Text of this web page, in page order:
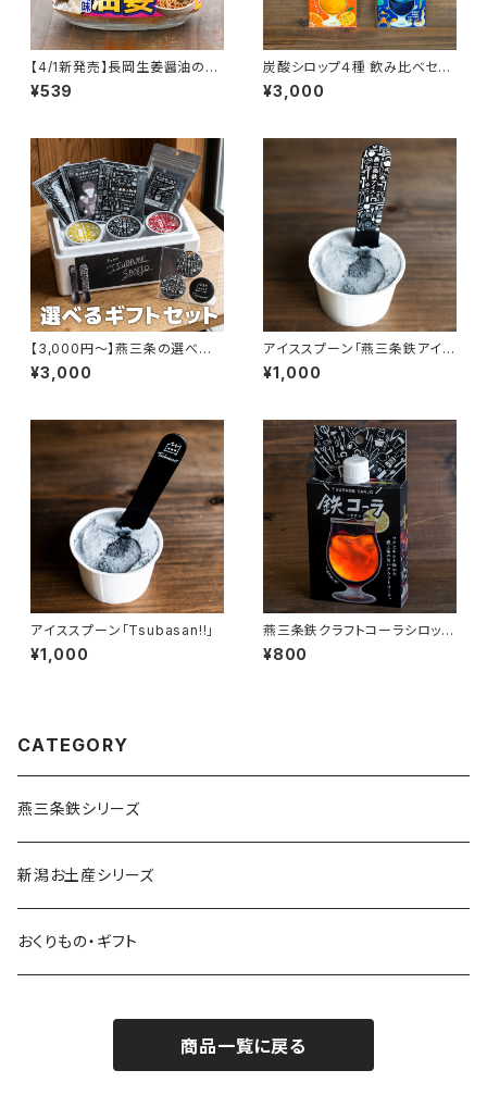
【4/1新発売】長岡生姜醤油のタ
レ｜ラーメン具材入り！かけるだ
けで本格ご当地の味（万能調味
¥539
炭酸シロップ４種 飲み比べセッ
ト
¥3,000
【3,000円〜】燕三条の選べる
ギフトセット ｜鉄アイス・ジェラ
ート・職人スプーン 内祝い お中
¥3,000
アイススプーン「燕三条鉄アイ
ス」
¥1,000
アイススプーン「Tsubasan!!」
¥1,000
燕三条鉄クラフトコーラシロップ
1本
¥800
CATEGORY
燕三条鉄シリーズ
新潟お土産シリーズ
おくりもの・ギフト
商品一覧に戻る